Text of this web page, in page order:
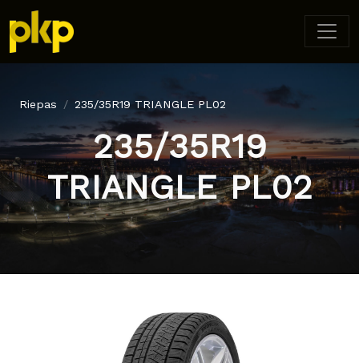
Riepas 235/35R19 TRIANGLE PL02
235/35R19
TRIANGLE PL02